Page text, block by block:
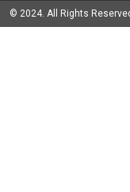
© 2024. All Rights